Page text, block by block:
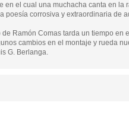
en el cual una muchacha canta en
poesía corrosiva y extraordinaria de
Ramón Comas tarda un tiempo en
cambios en el montaje y rueda
G. Berlanga.